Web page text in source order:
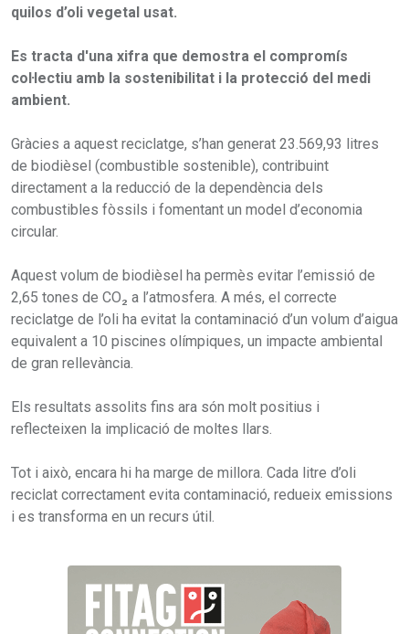
quilos d’oli vegetal usat.
Es tracta d'una xifra que demostra el compromís
coŀlectiu amb la sostenibilitat i la protecció del medi
ambient.
Gràcies a aquest reciclatge, s’han generat 23.569,93 litres
de biodièsel (combustible sostenible), contribuint
directament a la reducció de la dependència dels
combustibles fòssils i fomentant un model d’economia
circular.
Aquest volum de biodièsel ha permès evitar l’emissió de
2,65 tones de CO₂ a l’atmosfera. A més, el correcte
reciclatge de l’oli ha evitat la contaminació d’un volum d’aigua
equivalent a 10 piscines olímpiques, un impacte ambiental
de gran rellevància.
Els resultats assolits fins ara són molt positius i
reflecteixen la implicació de moltes llars.
Tot i això, encara hi ha marge de millora. Cada litre d’oli
reciclat correctament evita contaminació, redueix emissions
i es transforma en un recurs útil.